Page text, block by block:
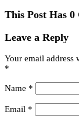
This Post Has 0
Leave a Reply
Your email address
*
Name *
Email *